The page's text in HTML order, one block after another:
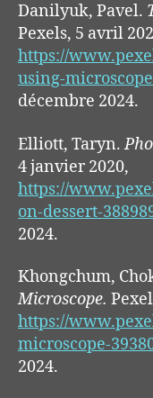
Danilyuk, Pavel.
Pexels, 5 avril
https://
using-
décembre 2024.
Elliott, Taryn.
4 janvier 2020,
https://
on-dessert-
2024.
Khongchum,
Microscope.
https://
microscope-
2024.